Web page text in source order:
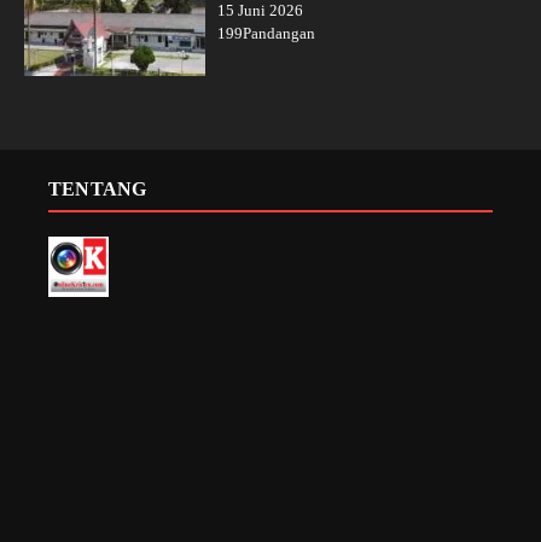
15 Juni 2026
199Pandangan
TENTANG